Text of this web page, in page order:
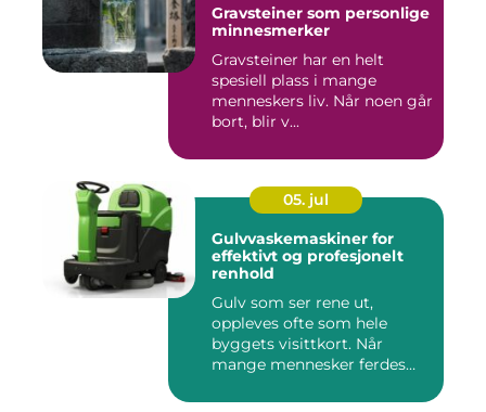
Gravsteiner som personlige
minnesmerker
Gravsteiner har en helt
spesiell plass i mange
menneskers liv. Når noen går
bort, blir v...
05. jul
Gulvvaskemaskiner for
effektivt og profesjonelt
renhold
Gulv som ser rene ut,
oppleves ofte som hele
byggets visittkort. Når
mange mennesker ferdes